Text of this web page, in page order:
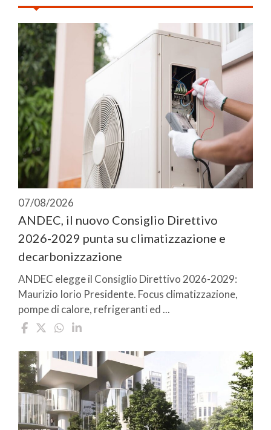
07/08/2026
ANDEC, il nuovo Consiglio Direttivo
2026-2029 punta su climatizzazione e
decarbonizzazione
ANDEC elegge il Consiglio Direttivo 2026-2029:
Maurizio Iorio Presidente. Focus climatizzazione,
pompe di calore, refrigeranti ed ...